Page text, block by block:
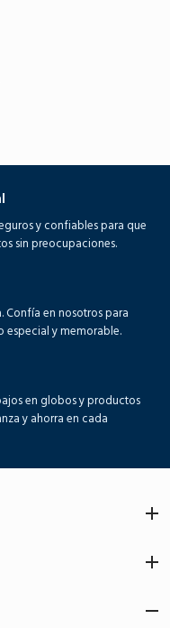
y confiables para que
sin preocupaciones.
en nosotros para
y memorable.
en globos y productos
y ahorra en cada